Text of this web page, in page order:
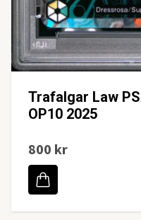
Trafalgar Law
OP10 2025
800 kr